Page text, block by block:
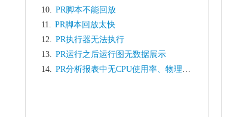
10. PR脚本不能回放
11. PR脚本回放太快
12. PR执行器无法执行
13. PR运行之后运行图无数据展示
14. PR分析报表中无CPU使用率、物理内存使用、网络流量数据